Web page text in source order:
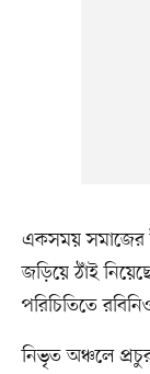
একসময় সমাজের
জড়িয়ে ঠাঁই
পরিচিতিতে
নিভৃত অঞ্চলে